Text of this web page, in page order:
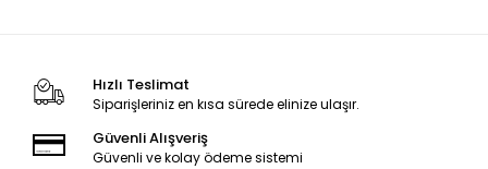
Hızlı Teslimat
Siparişleriniz en kısa sürede elinize ulaşır.
Güvenli Alışveriş
Güvenli ve kolay ödeme sistemi